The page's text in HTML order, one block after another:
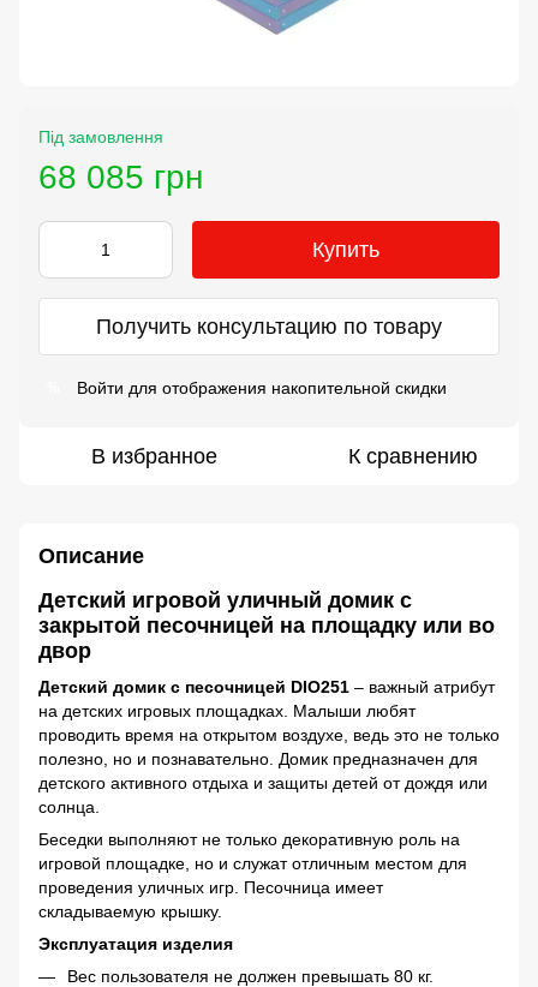
Під замовлення
68 085 грн
Купить
Получить консультацию по товару
Войти для отображения накопительной скидки
В избранное К сравнению
Описание
Детский игровой уличный домик с
закрытой песочницей на площадку или во
двор
Детский домик с песочницей DIO251 – важный атрибут
на детских игровых площадках. Малыши любят
проводить время на открытом воздухе, ведь это не только
полезно, но и познавательно. Домик предназначен для
детского активного отдыха и защиты детей от дождя или
солнца.
Беседки выполняют не только декоративную роль на
игровой площадке, но и служат отличным местом для
проведения уличных игр. Песочница имеет
складываемую крышку.
Эксплуатация изделия
Вес пользователя не должен превышать 80 кг.